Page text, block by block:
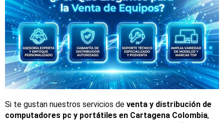
Si te gustan nuestros servicios de venta y distribución de
computadores pc y portátiles en Cartagena Colombia,